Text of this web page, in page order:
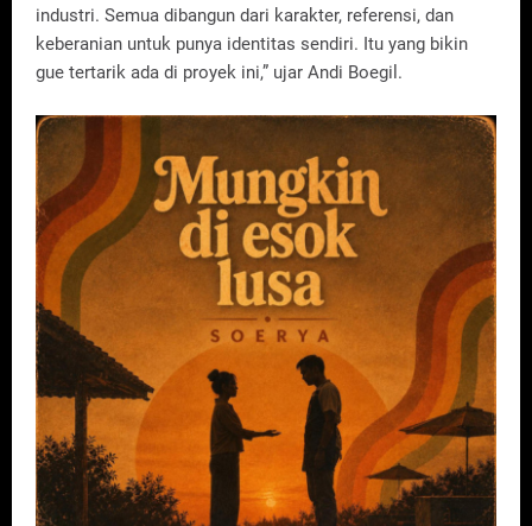
industri. Semua dibangun dari karakter, referensi, dan
keberanian untuk punya identitas sendiri. Itu yang bikin
gue tertarik ada di proyek ini,” ujar Andi Boegil.